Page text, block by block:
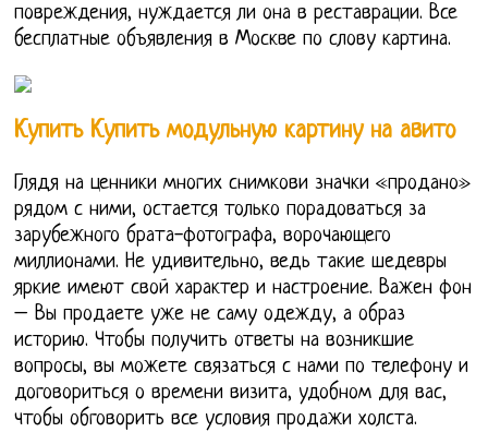
повреждения, нуждается ли она в реставрации. Все
бесплатные объявления в Москве по слову картина.
Купить Купить модульную картину на авито
Глядя на ценники многих снимкови значки «продано»
рядом с ними, остается только порадоваться за
зарубежного брата-фотографа, ворочающего
миллионами. Не удивительно, ведь такие шедевры
яркие имеют свой характер и настроение. Важен фон
– Вы продаете уже не саму одежду, а образ
историю. Чтобы получить ответы на возникшие
вопросы, вы можете связаться с нами по телефону и
договориться о времени визита, удобном для вас,
чтобы обговорить все условия продажи холста.